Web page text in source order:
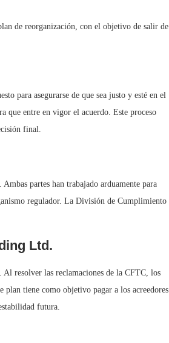
de reorganización, con el objetivo de salir de
para asegurarse de que sea justo y esté en el
que entre en vigor el acuerdo. Este proceso
final.
partes han trabajado arduamente para
regulador. La División de Cumplimiento
Ltd.
resolver las reclamaciones de la CFTC, los
plan tiene como objetivo pagar a los acreedores
futura.